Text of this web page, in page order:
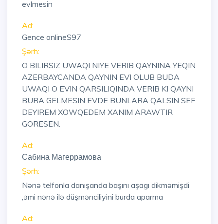
evlmesin
Ad:
Gence onlineS97
Şərh:
O BILIRSIZ UWAQI NIYE VERIB QAYNINA YEQIN
AZERBAYCANDA QAYNIN EVI OLUB BUDA
UWAQI O EVIN QARSILIQINDA VERIB KI QAYNI
BURA GELMESIN EVDE BUNLARA QALSIN SEF
DEYIREM XOWQEDEM XANIM ARAWTIR
GORESEN.
Ad:
Сабина Магеррамова
Şərh:
Nənə telfonla danışanda başını aşagı dikməmişdi
,əmi nənə ilə düşmənciliyini burda aparma
Ad: